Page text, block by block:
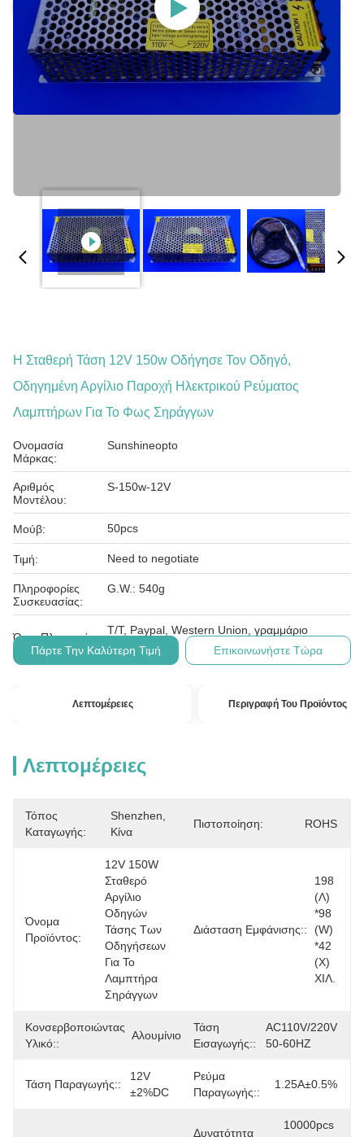
Η Σταθερή Τάση 12V 150w Οδήγησε Τον Οδηγό,
Οδηγημένη Αργίλιο Παροχή Ηλεκτρικού Ρεύματος
Λαμπτήρων Για Το Φως Σηράγγων
Ονομασία
Μάρκας:
Sunshineopto
Αριθμός
Μοντέλου:
S-150w-12V
Μούβ: 50pcs
Τιμή: Need to negotiate
Πληροφορίες
Συσκευασίας:
G.W.: 540g
Όροι Πληρωμής:
T/T, Paypal, Western Union, γραμμάριο
Πάρτε Την Καλύτερη Τιμή Επικοινωνήστε Τώρα
Λεπτομέρειες Περιγραφή Του Προϊόντος
Λεπτομέρειες
Τόπος
Καταγωγής:
Shenzhen,
Κίνα
Πιστοποίηση: ROHS
Όνομα
Προϊόντος:
12V 150W
Σταθερό
Αργίλιο
Οδηγών
Τάσης Των
Οδηγήσεων
Για Το
Λαμπτήρα
Σηράγγων
Διάσταση Εμφάνισης::
198
(Λ)
*98
(W)
*42
(Χ)
ΧΙΛ.
Κονσερβοποιώντας
Υλικό::
Αλουμίνιο
Τάση
Εισαγωγής::
AC110V/220V
50-60HZ
Τάση Παραγωγής::
12V
±2%DC
Ρεύμα
Παραγωγής::
1.25A±0.5%
Δυνατότητα
10000pcs